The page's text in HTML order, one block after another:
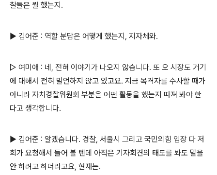
찰들은 뭘 했는지.
▶ 김어준 : 역할 분담은 어떻게 했는지, 지자체와.
▷ 여미애 : 네, 전혀 이야기가 나오지 않습니다. 또 오 시장도 거기
에 대해서 전혀 발언하지 않고 있고요. 지금 목격자를 수사할 때가
아니라 자치경찰위원회 부분은 어떤 활동을 했는지 따져 봐야 한
다고 생각합니다.
▶ 김어준 : 알겠습니다. 경찰, 서울시 그리고 국민의힘 입장 다 저
희가 요청해서 들어 볼 텐데 아직은 기자회견의 태도를 봐도 말을
안 하려고 하더라고요, 현재는.